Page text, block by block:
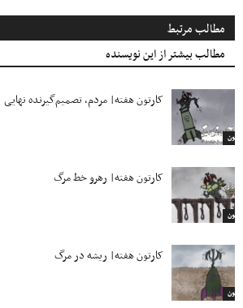
مطالب مرتبط
مطالب بیشتر از این نویسنده
کارتون
کارتون هفته| مردم، تصمیم‌گیرنده نهایی
کارتون
کارتون هفته| رهرو خط مرگ
کارتون
کارتون هفته| ریشه در مرگ